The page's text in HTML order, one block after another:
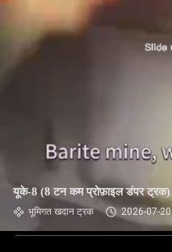
यूके-8 (8 टन कम प्रोफ़ाइल डंपर ट्रक)
भूमिगत खदान ट्रक 2026-07-20